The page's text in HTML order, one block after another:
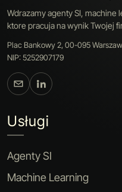
Wdrazamy agenty SI, machine
ktore pracuja na wynik Twojej
Plac Bankowy 2, 00-095
NIP: 5252907179
Usługi
Agenty SI
Machine Learning